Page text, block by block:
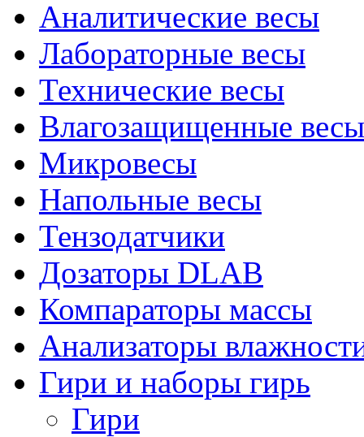
Аналитические весы
Лабораторные весы
Технические весы
Влагозащищенные весы
Микровесы
Напольные весы
Тензодатчики
Дозаторы DLAB
Компараторы массы
Анализаторы
Гири и наборы гирь
Гири